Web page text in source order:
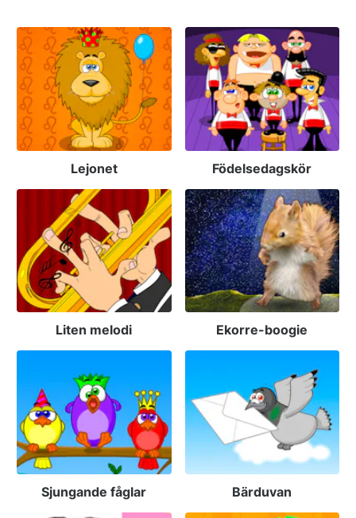
Lejonet Födelsedagskör
Liten melodi Ekorre-boogie
Sjungande fåglar Bärduvan